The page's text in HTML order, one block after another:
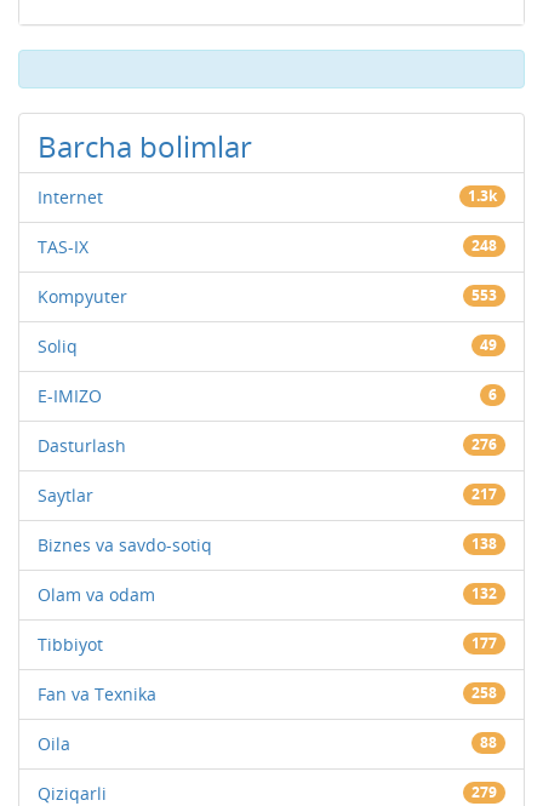
Barcha bolimlar
Internet 1.3k
TAS-IX 248
Kompyuter 553
Soliq 49
E-IMIZO 6
Dasturlash 276
Saytlar 217
Biznes va savdo-sotiq 138
Olam va odam 132
Tibbiyot 177
Fan va Texnika 258
Oila 88
Qiziqarli 279